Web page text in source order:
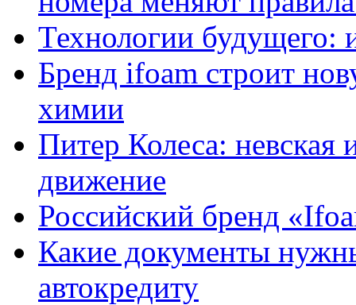
Технологии будущего:
Бренд ifoam строит
химии
Питер Колеса: невская
движение
Российский бренд
Какие документы
автокредиту